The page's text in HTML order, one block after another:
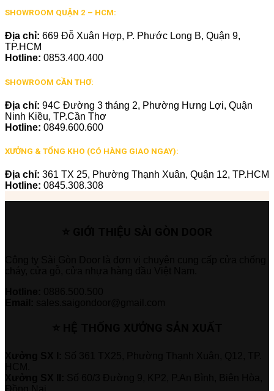
SHOWROOM QUẬN 2 – HCM:
Địa chỉ: 669 Đỗ Xuân Hợp, P. Phước Long B, Quận 9,
TP.HCM
Hotline: 0853.400.400
SHOWROOM CẦN THƠ:
Địa chỉ: 94C Đường 3 tháng 2, Phường Hưng Lợi, Quận
Ninh Kiều, TP.Cần Thơ
Hotline: 0849.600.600
XƯỞNG & TỔNG KHO (CÓ HÀNG GIAO NGAY):
Địa chỉ: 361 TX 25, Phường Thạnh Xuân, Quận 12, TP.HCM
Hotline: 0845.308.308